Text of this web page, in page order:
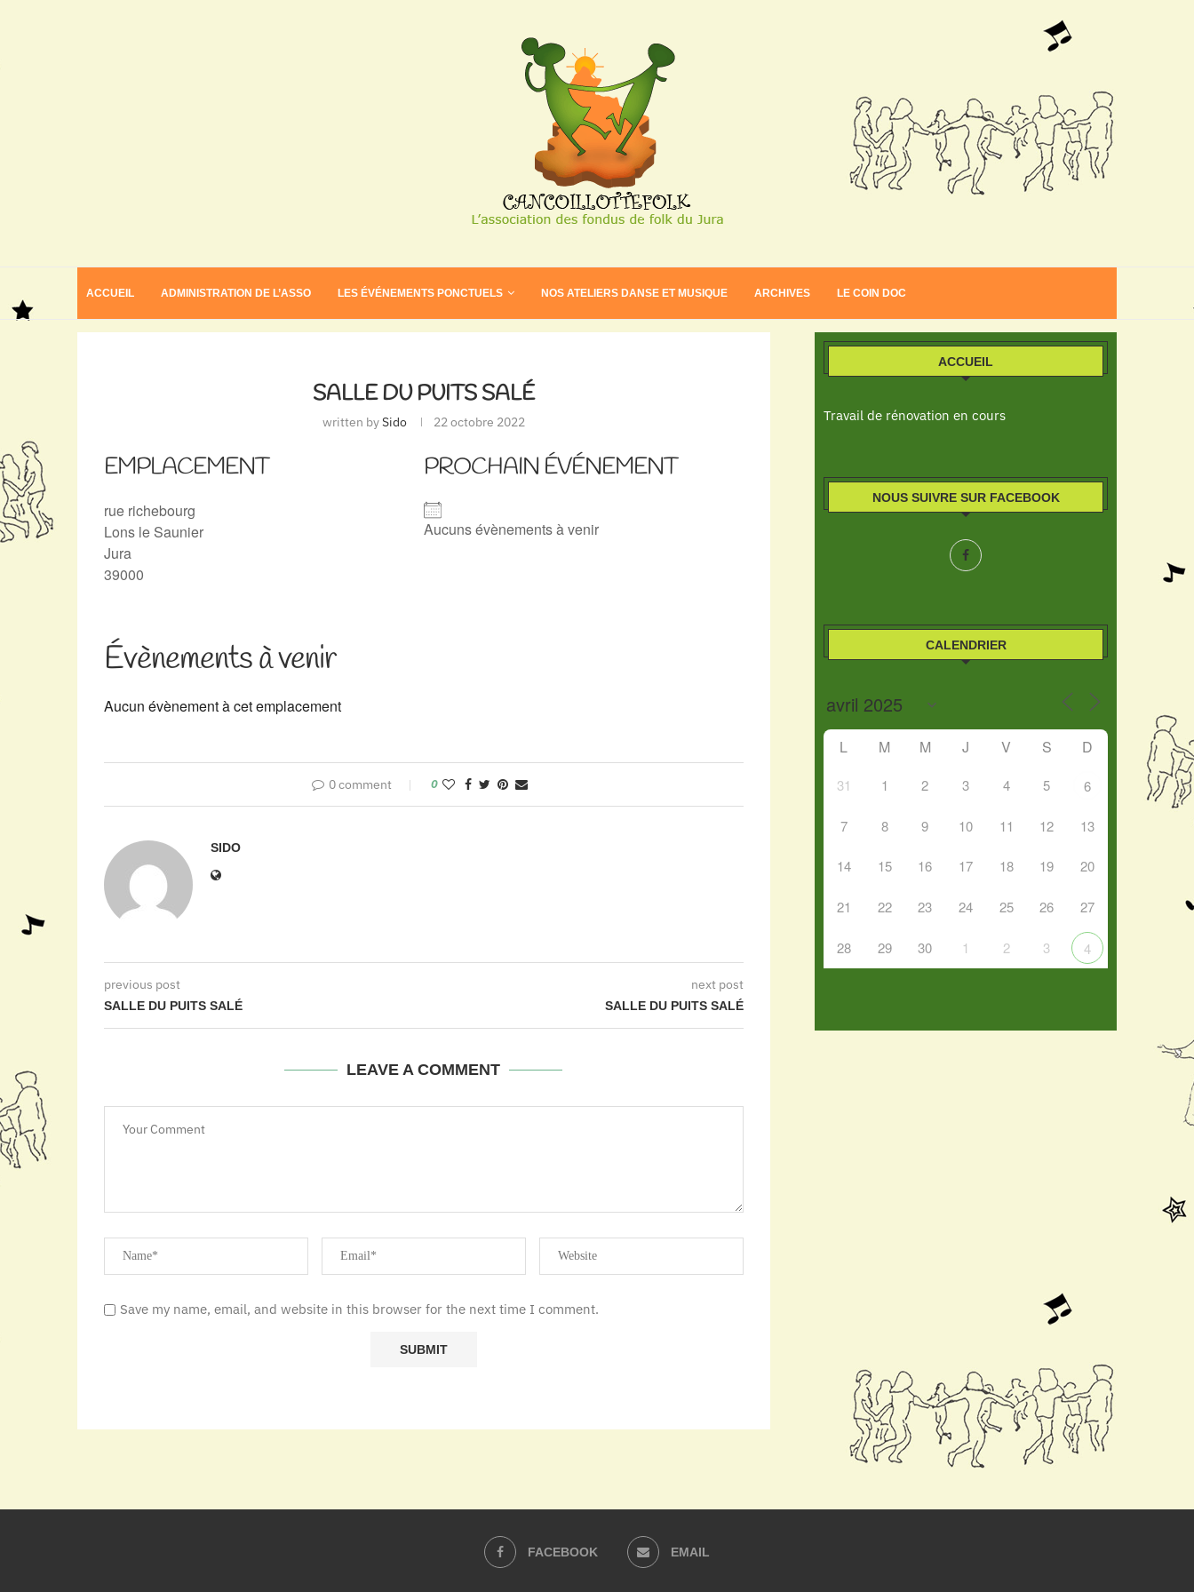
ACCUEIL ADMINISTRATION DE L’ASSO LES ÉVÉNEMENTS PONCTUELS NOS ATELIERS DANSE ET MUSIQUE ARCHIVES LE COIN DOC
SALLE DU PUITS SALÉ
written bySido 22 octobre 2022
EMPLACEMENT
rue richebourg
Lons le Saunier
Jura
39000
PROCHAIN ÉVÉNEMENT
Aucuns évènements à venir
Évènements à venir
Aucun évènement à cet emplacement
0 comment 0
SIDO
previous post
SALLE DU PUITS SALÉ
next post
SALLE DU PUITS SALÉ
LEAVE A COMMENT
Save my name, email, and website in this browser for the next time I comment.
ACCUEIL
Travail de rénovation en cours
NOUS SUIVRE SUR FACEBOOK
CALENDRIER
L M M J V S D
31 1 2 3 4 5 6
7 8 9 10 11 12 13
14 15 16 17 18 19 20
21 22 23 24 25 26 27
28 29 30 1 2 3 4
FACEBOOK EMAIL